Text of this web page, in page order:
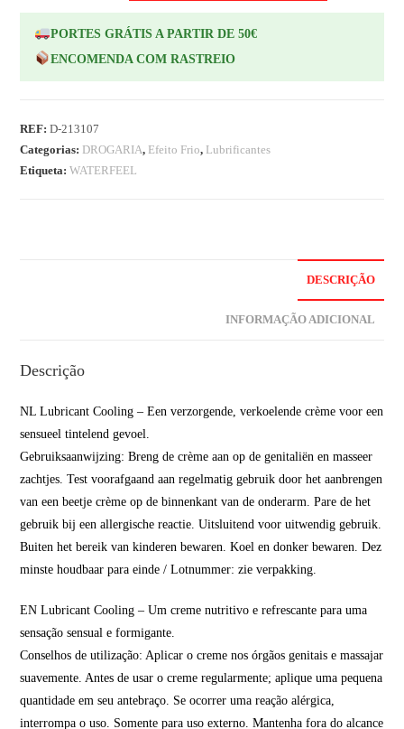
PORTES GRÁTIS A PARTIR DE 50€
ENCOMENDA COM RASTREIO
REF:D-213107
Categorias: DROGARIA, Efeito Frio, Lubrificantes
Etiqueta:WATERFEEL
DESCRIÇÃO
INFORMAÇÃO ADICIONAL
Descrição
NL Lubricant Cooling – Een verzorgende, verkoelende crème voor een
sensueel tintelend gevoel.
Gebruiksaanwijzing: Breng de crème aan op de genitaliën en masseer
zachtjes. Test voorafgaand aan regelmatig gebruik door het aanbrengen
van een beetje crème op de binnenkant van de onderarm. Pare de het
gebruik bij een allergische reactie. Uitsluitend voor uitwendig gebruik.
Buiten het bereik van kinderen bewaren. Koel en donker bewaren. Dez
minste houdbaar para einde / Lotnummer: zie verpakking.
EN Lubricant Cooling – Um creme nutritivo e refrescante para uma
sensação sensual e formigante.
Conselhos de utilização: Aplicar o creme nos órgãos genitais e massajar
suavemente. Antes de usar o creme regularmente; aplique uma pequena
quantidade em seu antebraço. Se ocorrer uma reação alérgica,
interrompa o uso. Somente para uso externo. Mantenha fora do alcance